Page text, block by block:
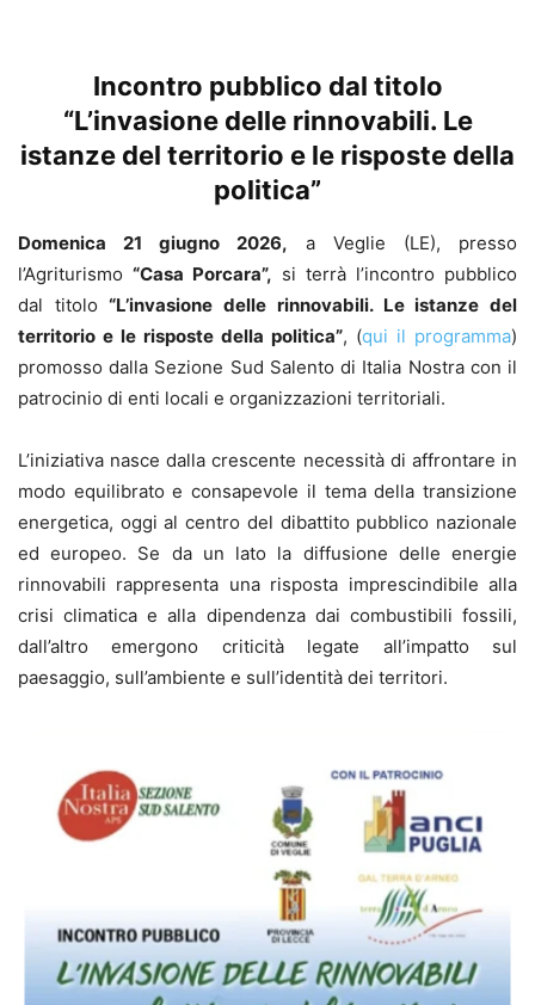
Incontro pubblico dal titolo
“L’invasione delle rinnovabili. Le
istanze del territorio e le risposte della
politica”
Domenica 21 giugno 2026, a Veglie (LE), presso
l’Agriturismo “Casa Porcara”, si terrà l’incontro pubblico
dal titolo“L’invasione delle rinnovabili. Le istanze del
territorio e le risposte della politica”, (qui il programma)
promosso dalla Sezione Sud Salento di Italia Nostra con il
patrocinio di enti locali e organizzazioni territoriali.
L’iniziativa nasce dalla crescente necessità di affrontare in
modo equilibrato e consapevole il tema della transizione
energetica, oggi al centro del dibattito pubblico nazionale
ed europeo. Se da un lato la diffusione delle energie
rinnovabili rappresenta una risposta imprescindibile alla
crisi climatica e alla dipendenza dai combustibili fossili,
dall’altro emergono criticità legate all’impatto sul
paesaggio, sull’ambiente e sull’identità dei territori.